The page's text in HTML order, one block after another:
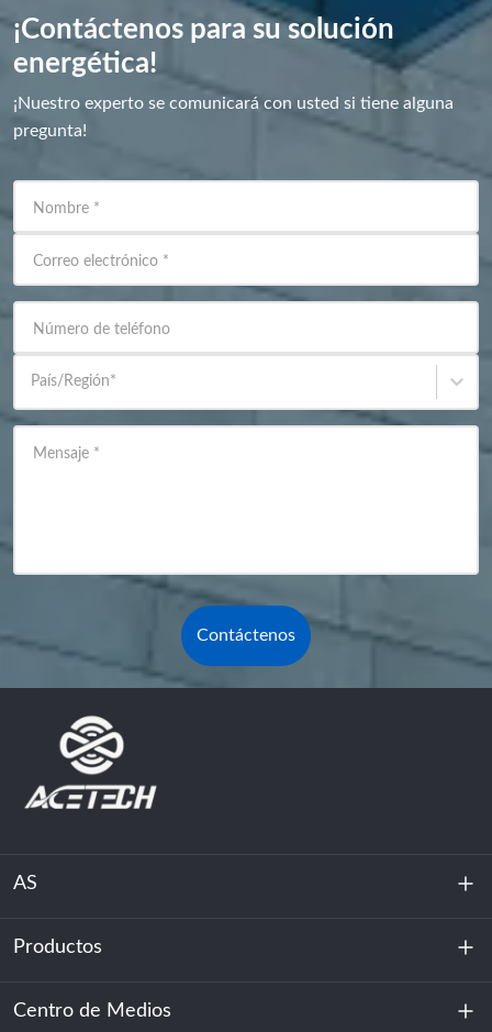
¡Contáctenos para su solución
energética!
¡Nuestro experto se comunicará con usted si tiene alguna
pregunta!
Nombre *
Correo electrónico *
Número de teléfono
País/Región*
Mensaje *
Contáctenos
AS
Sobre nosotros
Sostenibilidad
Productos
Almacenamiento de energía
Centro de Medios